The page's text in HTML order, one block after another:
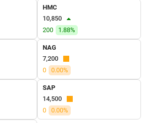
HMC
10,850
200
1.88%
NAG
7,200
0
0.00%
SAP
14,500
0
0.00%